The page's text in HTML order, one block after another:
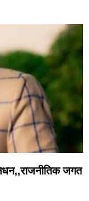
जगत